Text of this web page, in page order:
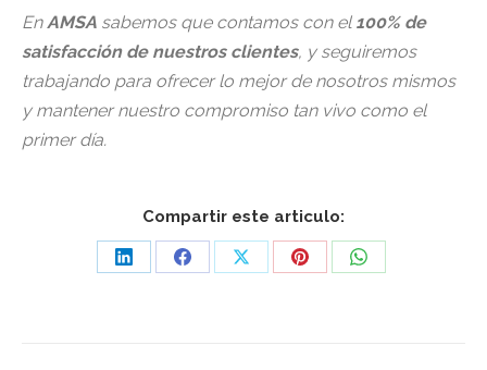
EnAMSA sabemos que contamos con el 100% de
satisfacción de nuestros clientes, y seguiremos
trabajando para ofrecer lo mejor de nosotros mismos
y mantener nuestro compromiso tan vivo como el
primer día.
Compartir este articulo:
Share
Share
Share
Share
Share